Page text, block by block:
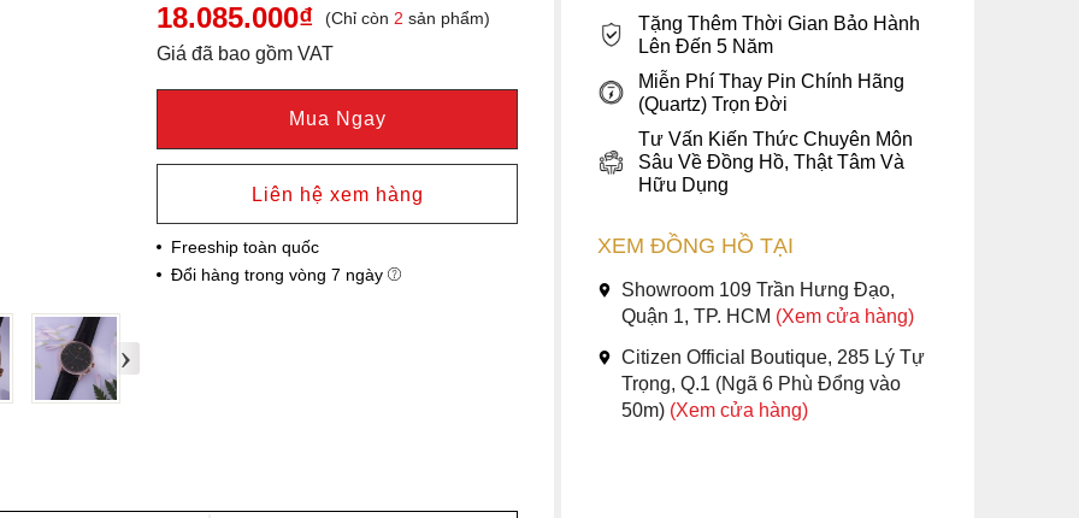
›
18.085.000₫ (Chỉ còn2 sản phẩm)
Giá đã bao gồm VAT
Mua Ngay
Liên hệ xem hàng
Freeship toàn quốc
Đổi hàng trong vòng 7 ngày
Tặng Thêm Thời Gian Bảo Hành
Lên Đến 5 Năm
Miễn Phí Thay Pin Chính Hãng
(Quartz) Trọn Đời
Tư Vấn Kiến Thức Chuyên Môn
Sâu Về Đồng Hồ, Thật Tâm Và
Hữu Dụng
XEM ĐỒNG HỒ TẠI
Showroom 109 Trần Hưng Đạo,
Quận 1, TP. HCM (Xem cửa hàng)
Citizen Official Boutique, 285 Lý Tự
Trọng, Q.1 (Ngã 6 Phù Đổng vào
50m) (Xem cửa hàng)